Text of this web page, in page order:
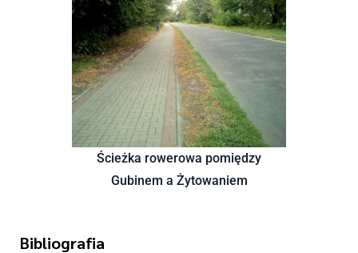
Ścieżka rowerowa pomiędzy
Gubinem a Żytowaniem
Bibliografia